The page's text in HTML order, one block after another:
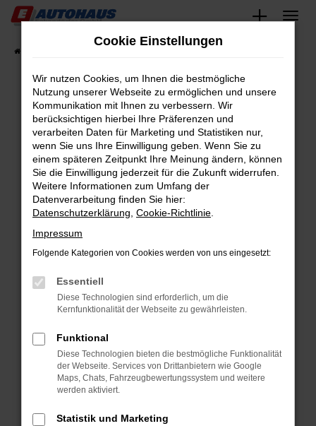
Zum
springen
Fahrzeugsuche
Fehler: Network Error
Beim Laden ist ein Fehler aufgetreten.
Hier sind ein paar Tipps, die dir helfen können:
Überprüfe deine Firewall und deine
Internetverbindung.
Laden andere Webseiten, zum Beispiel deine
Suchmaschine?
Prüfe deine Browsererweiterungen.
können das Laden bestimmter Seiten
verhindern. Funktioniert die Seite in einem
anderen Browser oder in einem privaten
Starte dein Gerät neu.
Das kann manchmal helfen, vorübergehende
Probleme zu beheben.
Betriebssystem auf dem neuesten Stand
Cookie Einstellungen
Wir nutzen Cookies, um Ihnen die bestmögliche
Nutzung unserer Webseite zu ermöglichen und unsere
Kommunikation mit Ihnen zu verbessern. Wir
berücksichtigen hierbei Ihre Präferenzen und
verarbeiten Daten für Marketing und Statistiken nur,
wenn Sie uns Ihre Einwilligung geben. Wenn Sie zu
einem späteren Zeitpunkt Ihre Meinung ändern, können
Sie die Einwilligung jederzeit für die Zukunft widerrufen.
Weitere Informationen zum Umfang der
Datenverarbeitung finden Sie hier:
Datenschutzerklärung Cookie-Richtlinie
Impressum
Folgende Kategorien von Cookies werden von uns eingesetzt:
Essentiell
Diese Technologien sind erforderlich, um die
Kernfunktionalität der Webseite zu gewährleisten.
Funktional
Diese Technologien bieten die bestmögliche Funktionalität
der Webseite. Services von Drittanbietern wie Google
Maps, Chats, Fahrzeugbewertungssystem und weitere
werden aktiviert.
Statistik und Marketing